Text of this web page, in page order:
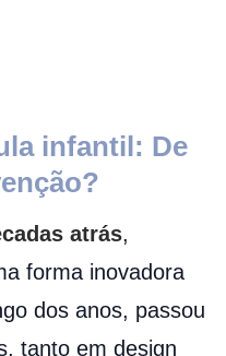
infantil: De
atrás,
forma inovadora
dos anos, passou
tanto em design